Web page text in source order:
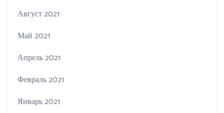
Август 2021
Май 2021
Апрель 2021
Февраль 2021
Январь 2021